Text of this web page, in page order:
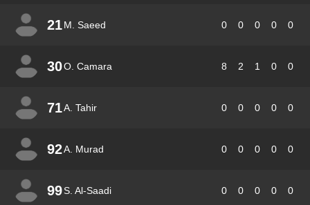
21M. Saeed 0 0 0 0 0
30O. Camara 8 2 1 0 0
71A. Tahir 0 0 0 0 0
92A. Murad 0 0 0 0 0
99S. Al-Saadi 0 0 0 0 0